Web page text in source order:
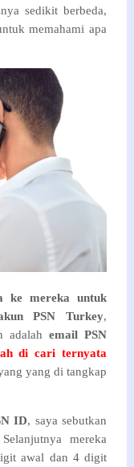
sedikit berbeda,
memahami apa
ke mereka untuk
PSN Turkey,
adalah email PSN
di cari ternyata
yang di tangkap
ID, saya sebutkan
mereka
awal dan 4 digit